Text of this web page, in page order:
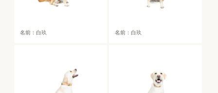
名前：白玖 名前：白玖